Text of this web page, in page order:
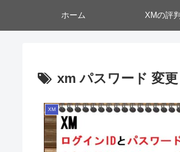
ホーム XMの評判
xm パスワード 変更
XM